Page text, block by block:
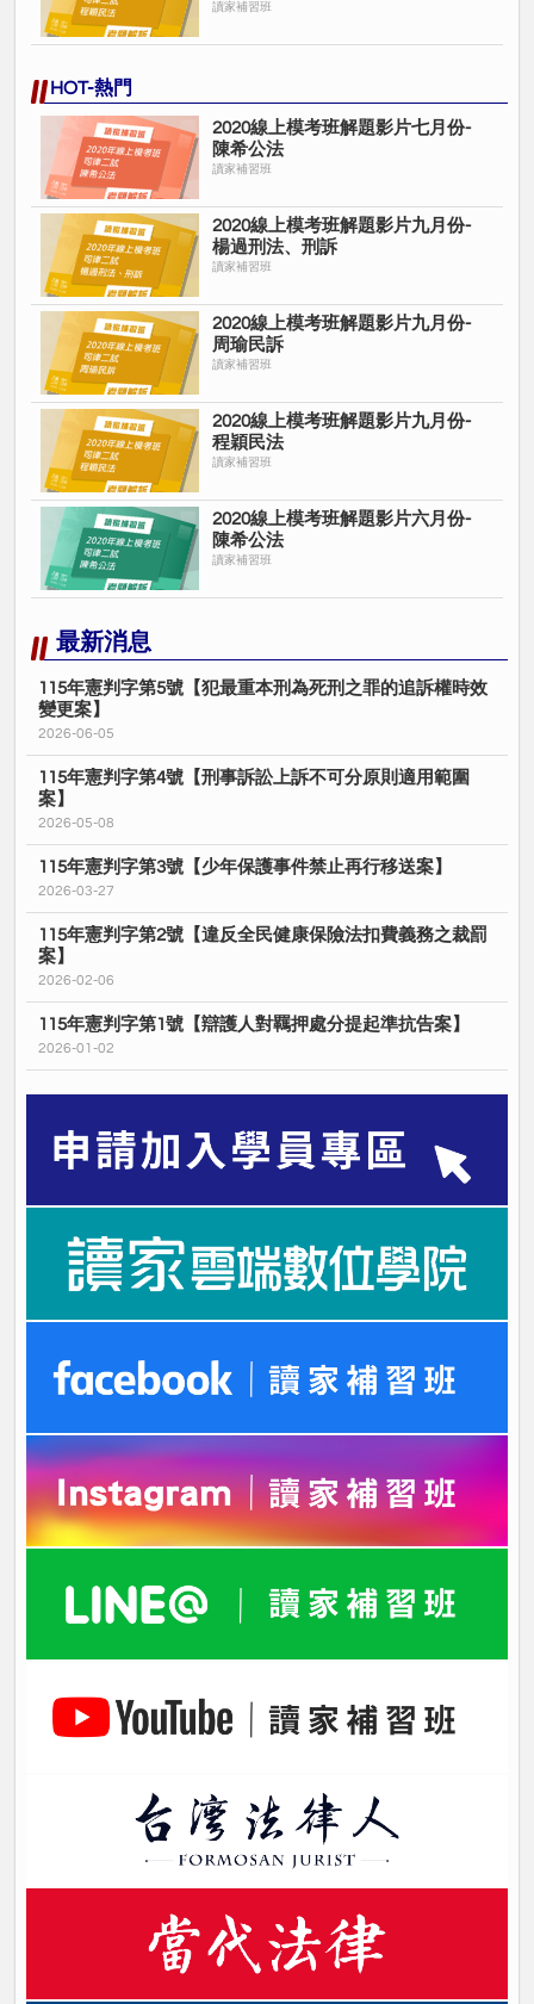
讀家補習班
HOT-熱門
2020線上模考班解題影片七月份-
陳希公法
讀家補習班
2020線上模考班解題影片九月份-
楊過刑法、刑訴
讀家補習班
2020線上模考班解題影片九月份-
周瑜民訴
讀家補習班
2020線上模考班解題影片九月份-
程穎民法
讀家補習班
2020線上模考班解題影片六月份-
陳希公法
讀家補習班
最新消息
115年憲判字第5號【犯最重本刑為死刑之罪的追訴權時效
變更案】
2026-06-05
115年憲判字第4號【刑事訴訟上訴不可分原則適用範圍
案】
2026-05-08
115年憲判字第3號【少年保護事件禁止再行移送案】
2026-03-27
115年憲判字第2號【違反全民健康保險法扣費義務之裁罰
案】
2026-02-06
115年憲判字第1號【辯護人對羈押處分提起準抗告案】
2026-01-02